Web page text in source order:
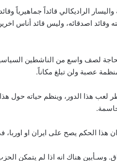
الراديكالي قائداً جماهيرياً
وقائد اصدقائه، وليس قائد أناس
لصف واسع من الناشطين
عصبة ولن تبلغ مكاناً.
هذا الدور، وينظم حياته حول
الحكم يصح على ايران او اوربا،
هناك انه اذا لم يتمكن